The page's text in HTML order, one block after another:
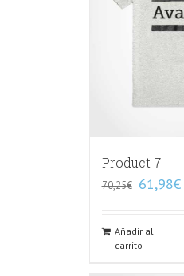
Product 7
70,25€ 61,98€
Añadir al
carrito